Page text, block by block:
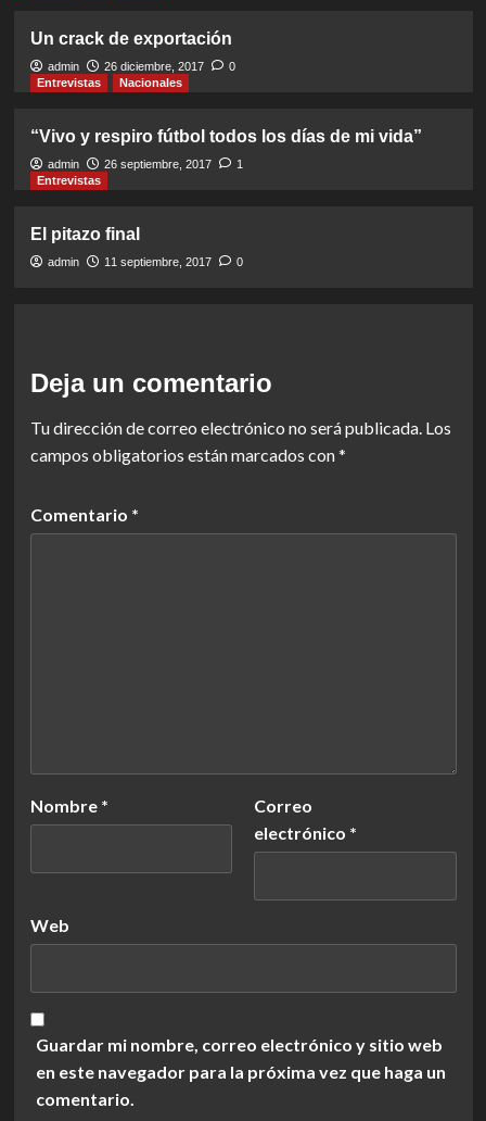
Un crack de exportación
admin 26 diciembre, 2017
0
Entrevistas
Nacionales
“Vivo y respiro fútbol todos los días de mi vida”
admin 26 septiembre, 2017
1
Entrevistas
El pitazo final
admin 11 septiembre, 2017 0
Deja un comentario
Tu dirección de correo electrónico no será publicada. Los
campos obligatorios están marcados con*
Comentario *
Nombre *
Correo
electrónico *
Web
Guardar mi nombre, correo electrónico y sitio web
en este navegador para la próxima vez que haga un
comentario.